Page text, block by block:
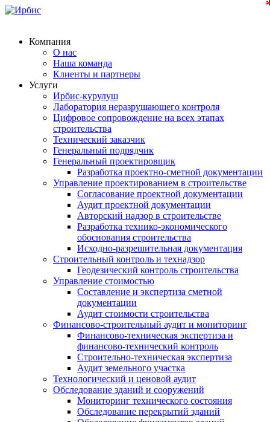
Компания
О нас
Наша команда
Клиенты и партнеры
Услуги
Ирбис-курулуш
Лаборатория неразрушающего контроля
Цифровое сопровождение на всех этапах
строительства
Технический заказчик
Генеральный подрядчик
Генеральный проектировщик
Разработка проектно-сметной документации
Управление проектированием в строительстве
Согласование проектной документации
Аудит проектной документации
Авторский надзор в строительстве
Разработка технико-экономического
обоснования строительства
Исходно-разрешительная документация
Строительный контроль и технадзор
Геодезический контроль строительства
Управление стоимостью
Составление и экспертиза сметной
документации
Аудит стоимости строительства
Финансово-строительный аудит и мониторинг
Финансово-техническая экспертиза и
финансово-технический контроль
Строительно-техническая экспертиза
Аудит земельного участка
Технологический и ценовой аудит
Обследование зданий и сооружений
Мониторинг технического состояния
Обследование перекрытий зданий